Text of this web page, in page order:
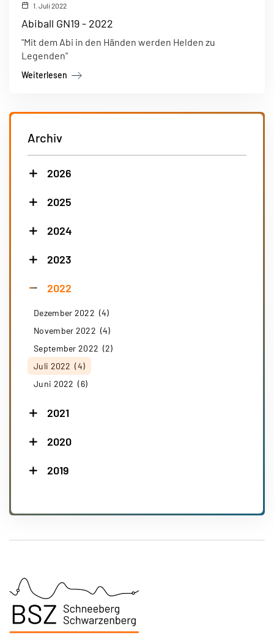
1. Juli 2022
Abiball GN19 - 2022
"Mit dem Abi in den Händen werden Helden zu
Legenden"
Weiterlesen
Archiv
2026
2025
2024
2023
2022
Dezember 2022 (4)
November 2022 (4)
September 2022 (2)
Juli 2022 (4)
Juni 2022 (6)
2021
2020
2019